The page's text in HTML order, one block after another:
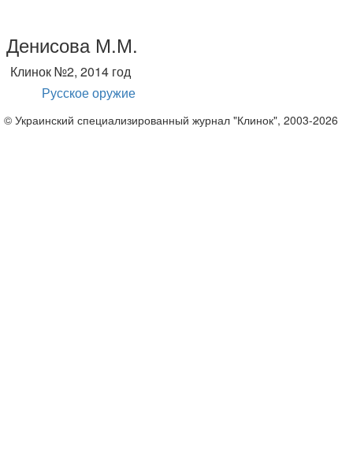
Денисова М.М.
Клинок №2, 2014 год
Русское оружие
© Украинский специализированный журнал "Клинок", 2003-2026